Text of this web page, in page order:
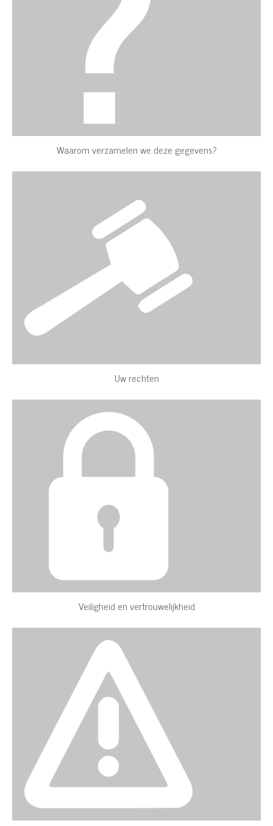
Waarom verzamelen we deze gegevens?
Uw rechten
Veiligheid en vertrouwelijkheid